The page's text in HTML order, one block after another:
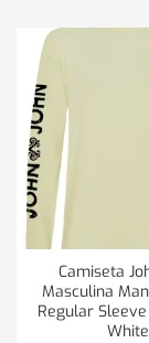
Camiseta
Masculina
Regular
White